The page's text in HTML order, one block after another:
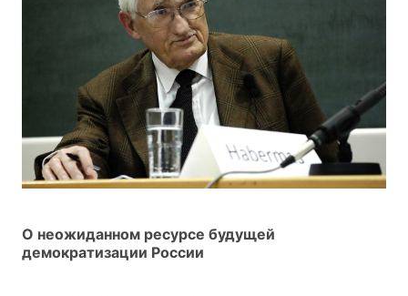
О неожиданном ресурсе будущей
демократизации России